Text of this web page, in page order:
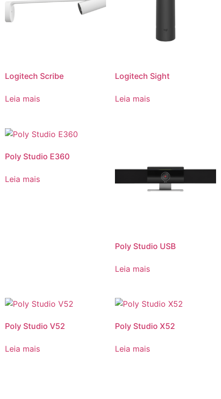
Logitech Scribe
Leia mais
Logitech Sight
Leia mais
Poly Studio E360
Leia mais
Poly Studio USB
Leia mais
Poly Studio V52
Leia mais
Poly Studio X52
Leia mais